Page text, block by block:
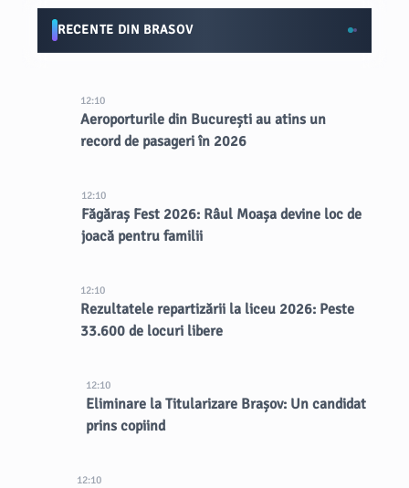
RECENTE DIN BRASOV
12:10
Aeroporturile din București au atins un
record de pasageri în 2026
12:10
Făgăraș Fest 2026: Râul Moașa devine loc de
joacă pentru familii
12:10
Rezultatele repartizării la liceu 2026: Peste
33.600 de locuri libere
12:10
Eliminare la Titularizare Brașov: Un candidat
prins copiind
12:10